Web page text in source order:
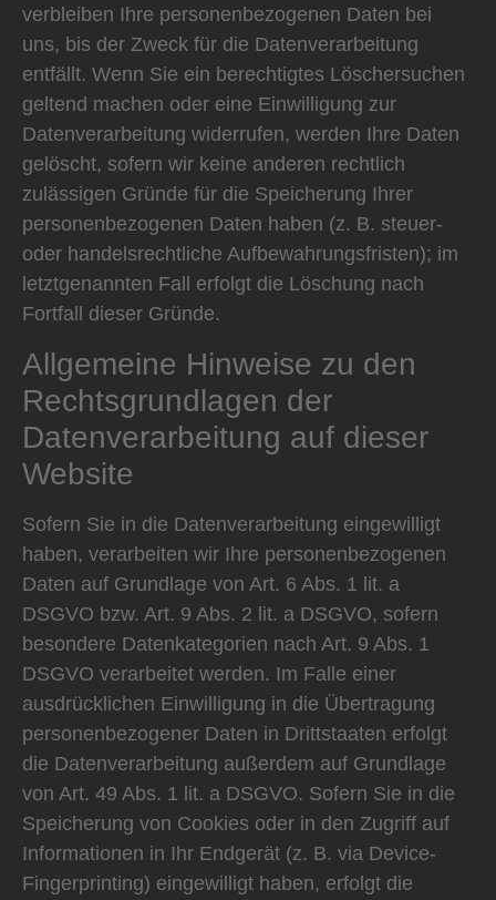
verbleiben Ihre personenbezogenen Daten bei
uns, bis der Zweck für die Datenverarbeitung
entfällt. Wenn Sie ein berechtigtes Löschersuchen
geltend machen oder eine Einwilligung zur
Datenverarbeitung widerrufen, werden Ihre Daten
gelöscht, sofern wir keine anderen rechtlich
zulässigen Gründe für die Speicherung Ihrer
personenbezogenen Daten haben (z. B. steuer-
oder handelsrechtliche Aufbewahrungsfristen); im
letztgenannten Fall erfolgt die Löschung nach
Fortfall dieser Gründe.
Allgemeine Hinweise zu den
Rechtsgrundlagen der
Datenverarbeitung auf dieser
Website
Sofern Sie in die Datenverarbeitung eingewilligt
haben, verarbeiten wir Ihre personenbezogenen
Daten auf Grundlage von Art. 6 Abs. 1 lit. a
DSGVO bzw. Art. 9 Abs. 2 lit. a DSGVO, sofern
besondere Datenkategorien nach Art. 9 Abs. 1
DSGVO verarbeitet werden. Im Falle einer
ausdrücklichen Einwilligung in die Übertragung
personenbezogener Daten in Drittstaaten erfolgt
die Datenverarbeitung außerdem auf Grundlage
von Art. 49 Abs. 1 lit. a DSGVO. Sofern Sie in die
Speicherung von Cookies oder in den Zugriff auf
Informationen in Ihr Endgerät (z. B. via Device-
Fingerprinting) eingewilligt haben, erfolgt die